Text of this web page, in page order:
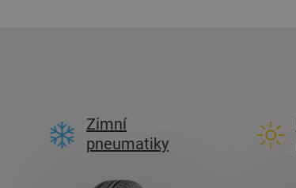
Zimní
pneumatiky